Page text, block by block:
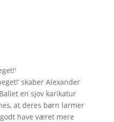
'
skaber Alexander
en sjov karikatur
at deres børn larmer
have været mere